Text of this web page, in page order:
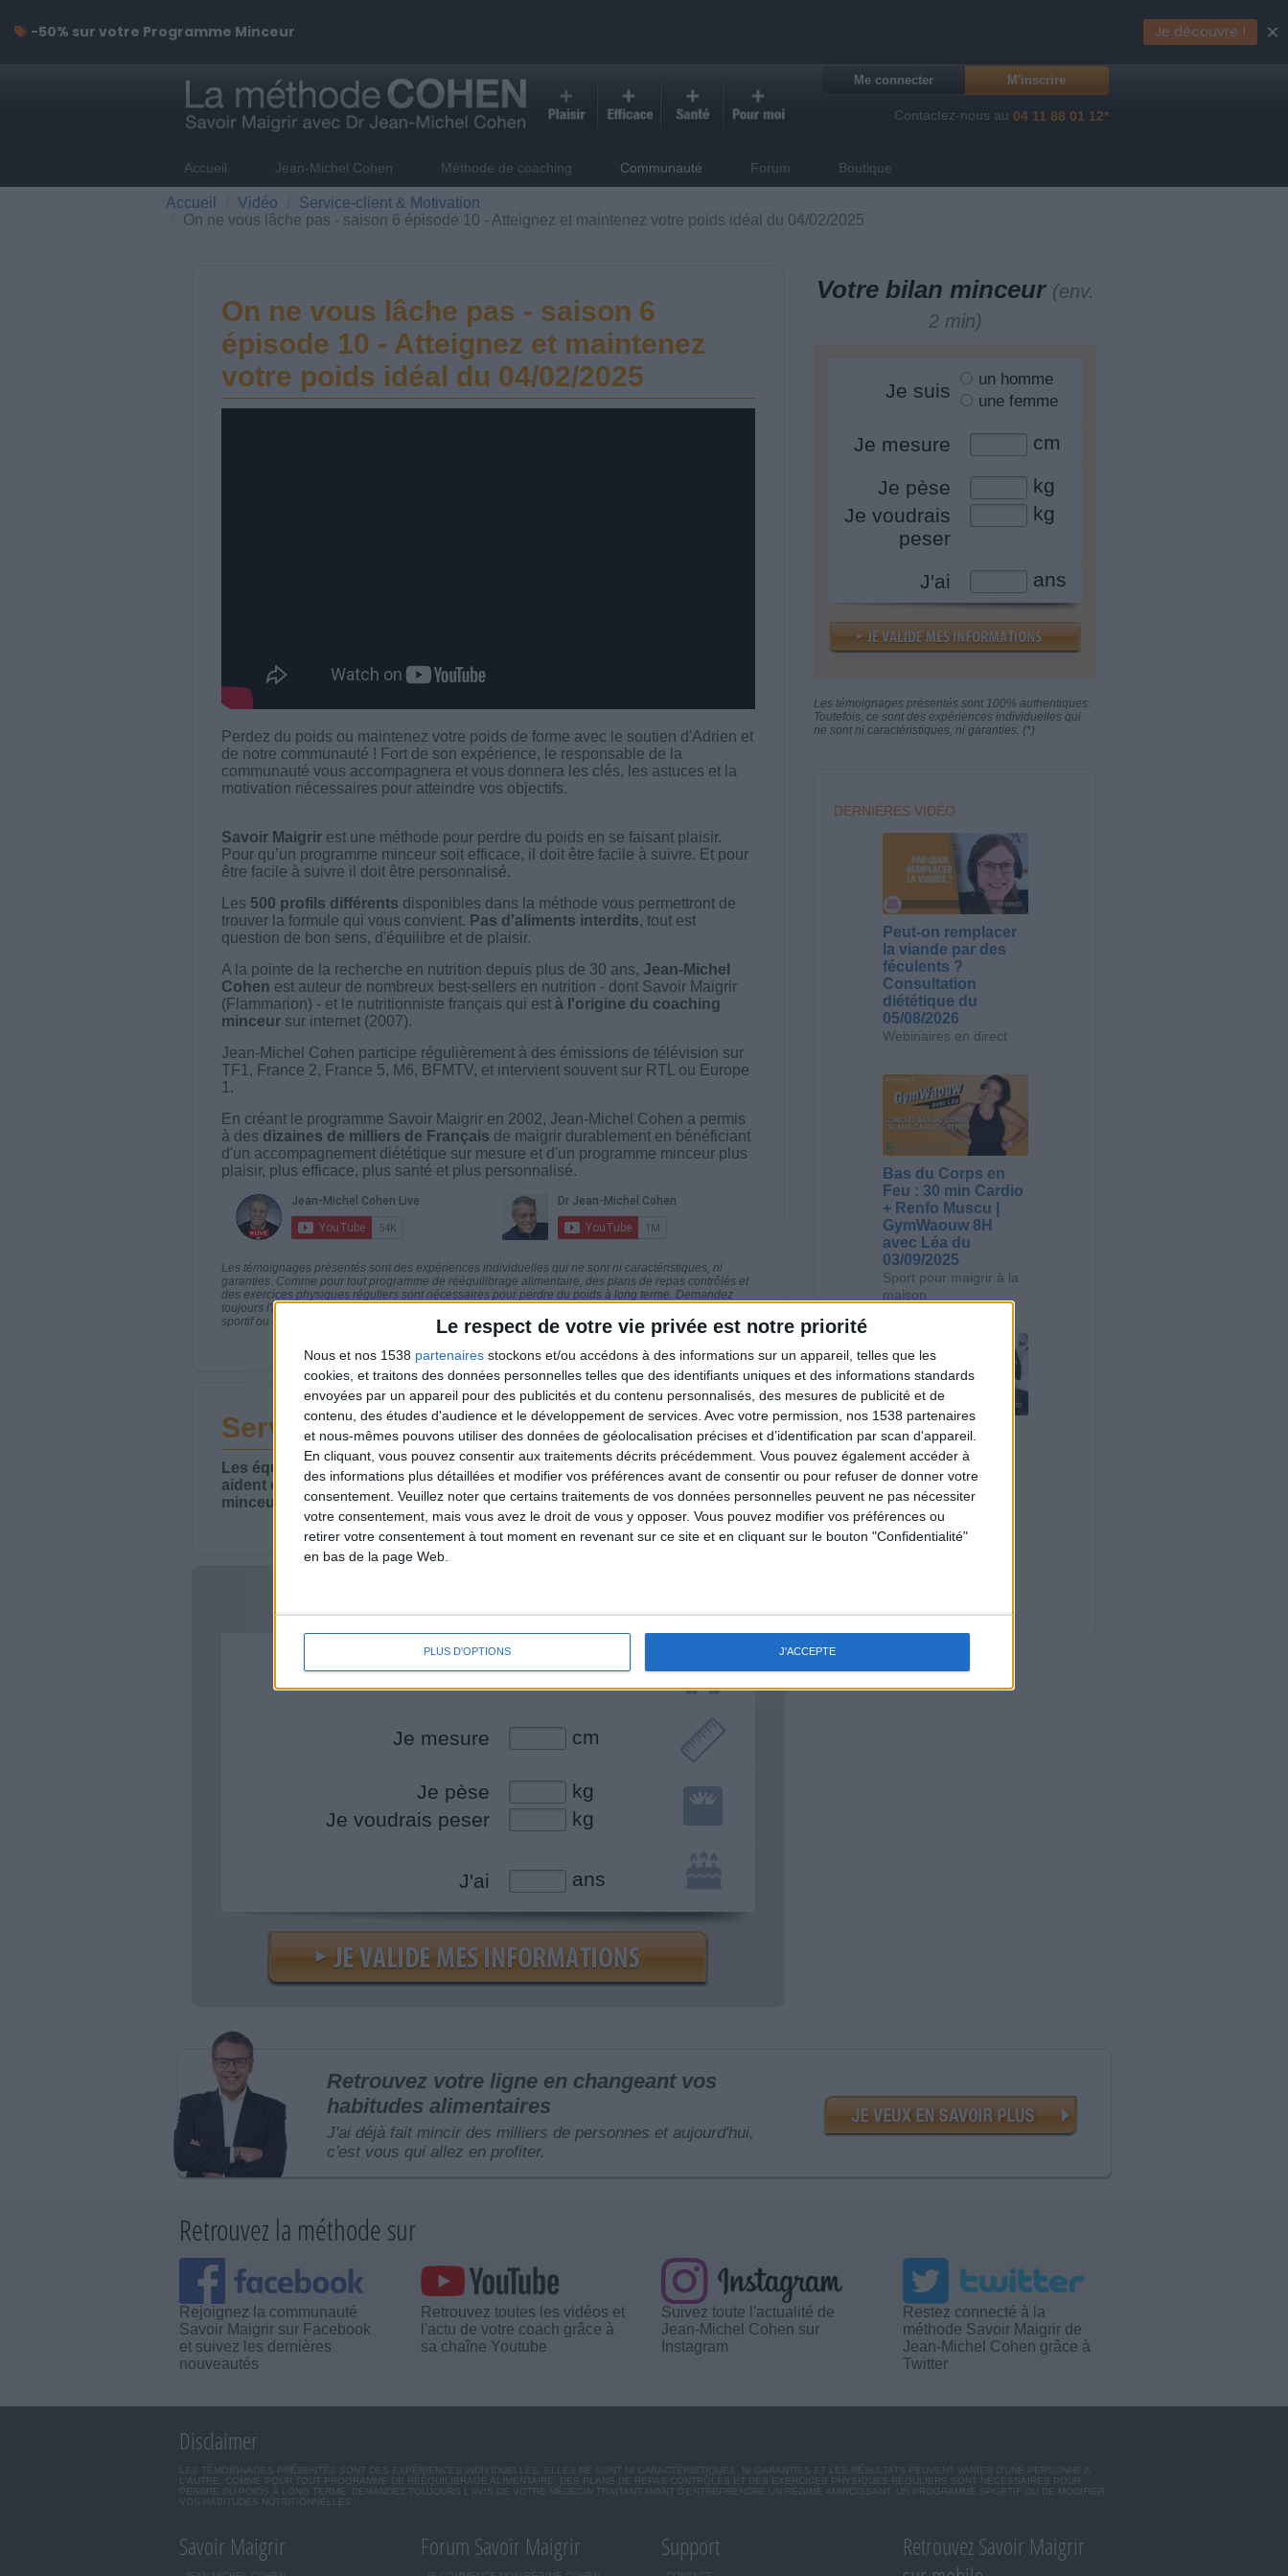
Le respect de votre vie privée est notre priorité
Nous et nos 1538 partenaires stockons et/ou accédons à des informations sur un appareil, telles que les
cookies, et traitons des données personnelles telles que des identifiants uniques et des informations standards
envoyées par un appareil pour des publicités et du contenu personnalisés, des mesures de publicité et de
contenu, des études d'audience et le développement de services. Avec votre permission, nos 1538 partenaires
et nous-mêmes pouvons utiliser des données de géolocalisation précises et d’identification par scan d'appareil.
En cliquant, vous pouvez consentir aux traitements décrits précédemment. Vous pouvez également accéder à
des informations plus détaillées et modifier vos préférences avant de consentir ou pour refuser de donner votre
consentement. Veuillez noter que certains traitements de vos données personnelles peuvent ne pas nécessiter
votre consentement, mais vous avez le droit de vous y opposer. Vous pouvez modifier vos préférences ou
retirer votre consentement à tout moment en revenant sur ce site et en cliquant sur le bouton "Confidentialité"
en bas de la page Web.
PLUS D'OPTIONS J'ACCEPTE
Me connecter M'inscrire
Contactez-nous au 04 11 88 01 12*
Accueil Jean-Michel Cohen Méthode de coaching Communauté Forum Boutique
Accueil Vidéo
Service-client & Motivation
On ne vous lâche pas - saison 6 épisode 10 - Atteignez et maintenez votre poids idéal du 04/02/2025
On ne vous lâche pas - saison 6
épisode 10 - Atteignez et maintenez
votre poids idéal du 04/02/2025
Perdez du poids ou maintenez votre poids de forme avec le soutien d'Adrien et
de notre communauté ! Fort de son expérience, le responsable de la
communauté vous accompagnera et vous donnera les clés, les astuces et la
motivation nécessaires pour atteindre vos objectifs.
Savoir Maigrirest une méthode pour perdre du poids en se faisant plaisir.
Pour qu’un programme minceur soit efficace, il doit être facile à suivre. Et pour
être facile à suivre il doit être personnalisé.
Les 500 profils différents disponibles dans la méthode vous permettront de
trouver la formule qui vous convient. Pas d'aliments interdits, tout est
question de bon sens, d'équilibre et de plaisir.
A la pointe de la recherche en nutrition depuis plus de 30 ans, Jean-Michel
Cohen est auteur de nombreux best-sellers en nutrition - dont Savoir Maigrir
(Flammarion) - et le nutritionniste français qui est à l'origine du coaching
minceursur internet (2007).
Jean-Michel Cohen participe régulièrement à des émissions de télévision sur
TF1, France 2, France 5, M6, BFMTV, et intervient souvent sur RTL ou Europe
1.
En créant le programme Savoir Maigrir en 2002, Jean-Michel Cohen a permis
à des dizaines de milliers de Français de maigrir durablement en bénéficiant
d'un accompagnement diététique sur mesure et d'un programme minceur plus
plaisir, plus efficace, plus santé et plus personnalisé.
Les témoignages présentés sont des expériences individuelles qui ne sont ni caractéristiques, ni
garanties. Comme pour tout programme de rééquilibrage alimentaire, des plans de repas contrôlés et
des exercices physiques réguliers sont nécessaires pour perdre du poids à long terme. Demandez
toujours l'avis de votre médecin traitant avant d'entreprendre un régime amincissant, un programme
sportif ou de modifier vos habitudes nutritionnelles.
Service-client & Motivation Voir tout
Les équipes du Service-client et de la Communauté Savoir Maigrir vous
aident chaque semaine à vous rapprocher sereinement de votre objectif
minceur.
Votre bilan minceur(env. 2 min)
Je suis
une femme
Je mesure cm
Je pèse
kg
Je voudrais peser
kg
J'ai ans
Votre bilan minceur (env.
2 min)
Je suis
un homme
une femme
Je mesure cm
Je pèse
kg
Je voudrais
peser
kg
J'ai ans
Les témoignages présentés sont 100% authentiques.
Toutefois, ce sont des expériences individuelles qui
ne sont ni caractéristiques, ni garanties. (*)
DERNIÈRES VIDÉO
Peut-on remplacer
la viande par des
féculents ?
Consultation
diététique du
05/08/2026
Webinaires en direct
Bas du Corps en
Feu : 30 min Cardio
+ Renfo Muscu |
GymWaouw 8H
avec Léa du
03/09/2025
Sport pour maigrir à la
maison
Le plan à 1600
calories est-il trop
copieux ?
Consultation
diététique du
03/08/2026
Webinaires en direct
Retrouvez votre ligne en changeant vos
habitudes alimentaires
J'ai déjà fait mincir des milliers de personnes et aujourd'hui,
c'est vous qui allez en profiter.
Retrouvez la méthode sur
Rejoignez la communauté
Savoir Maigrir sur Facebook
et suivez les dernières
nouveautés
Retrouvez toutes les vidéos et
l'actu de votre coach grâce à
sa chaîne Youtube
Suivez toute l'actualité de
Jean-Michel Cohen sur
Instagram
Restez connecté à la
méthode Savoir Maigrir de
Jean-Michel Cohen grâce à
Twitter
Disclaimer
LES TÉMOIGNAGES PRÉSENTÉS SONT DES EXPÉRIENCES INDIVIDUELLES. ELLES NE SONT NI CARACTÉRISTIQUES, NI GARANTIES ET LES RÉSULTATS PEUVENT VARIER D'UNE PERSONNE A
L'AUTRE. COMME POUR TOUT PROGRAMME DE RÉÉQUILIBRAGE ALIMENTAIRE, DES PLANS DE REPAS CONTRÔLÉS ET DES EXERCICES PHYSIQUES RÉGULIERS SONT NÉCESSAIRES POUR
PERDRE DU POIDS À LONG TERME. DEMANDEZ TOUJOURS L'AVIS DE VOTRE MÉDECIN TRAITANT AVANT D'ENTREPRENDRE UN RÉGIME AMINCISSANT, UN PROGRAMME SPORTIF OU DE MODIFIER
VOS HABITUDES NUTRITIONNELLES.
Savoir Maigrir Forum Savoir Maigrir Support
Retrouvez Savoir Maigrir
-50% sur votre Programme Minceur Je découvre ! ×